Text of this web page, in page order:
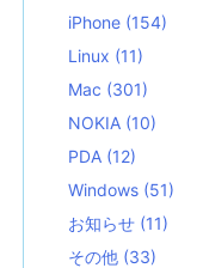
iPhone (154)
Linux (11)
Mac (301)
NOKIA (10)
PDA (12)
Windows (51)
お知らせ (11)
その他 (33)